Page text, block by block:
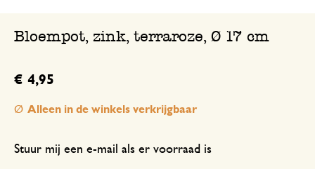
Bloempot, zink, terraroze, Ø 17 cm
€ 4,95
Stuur mij een e-mail als er voorraad is
Alleen in de winkels verkrijgbaar